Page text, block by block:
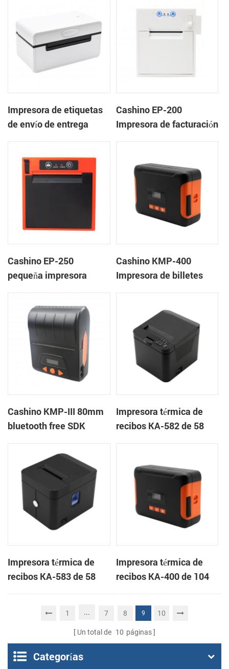
panel integrado en el
extremo cercano con
Impresora de etiquetas
de envío de entrega
Cashino EP-200
Impresora de facturación
mejor precio para pesar
básculas minoristas
Cashino EP-250
pequeña impresora
mm y 2 pulgadas con
RS232 / USB / TTL
Cashino KMP-400
Impresora de billetes
Cashino KMP-III 80mm
bluetooth free SDK
impresora de recibos
portátil
Impresora térmica de
recibos KA-582 de 58
Impresora térmica de
recibos KA-583 de 58
mm Impresora en la
Impresora térmica de
recibos KA-400 de 104
mm Impresora portátil
en la nube
1 ... 7 8 9 10
Un total de 10 páginas
Categorías